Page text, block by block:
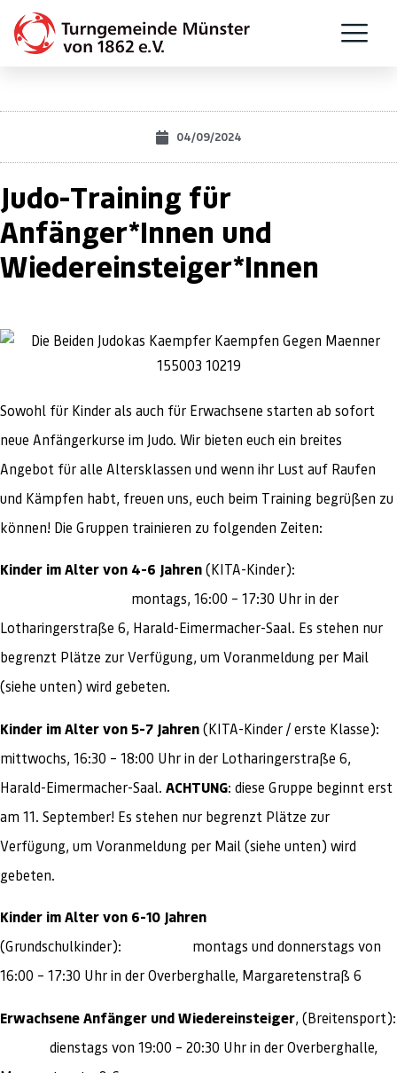
04/09/2024
Judo-Training für
Anfänger*Innen und
Wiedereinsteiger*Innen
Sowohl für Kinder als auch für Erwachsene starten ab sofort
neue Anfängerkurse im Judo. Wir bieten euch ein breites
Angebot für alle Altersklassen und wenn ihr Lust auf Raufen
und Kämpfen habt, freuen uns, euch beim Training begrüßen zu
können! Die Gruppen trainieren zu folgenden Zeiten:
Kinder im Alter von 4-6 Jahren (KITA-Kinder):
montags, 16:00 – 17:30 Uhr in der
Lotharingerstraße 6, Harald-Eimermacher-Saal. Es stehen nur
begrenzt Plätze zur Verfügung, um Voranmeldung per Mail
(siehe unten) wird gebeten.
Kinder im Alter von 5-7 Jahren (KITA-Kinder / erste Klasse):
mittwochs, 16:30 – 18:00 Uhr in der Lotharingerstraße 6,
Harald-Eimermacher-Saal. ACHTUNG: diese Gruppe beginnt erst
am 11. September! Es stehen nur begrenzt Plätze zur
Verfügung, um Voranmeldung per Mail (siehe unten) wird
gebeten.
Kinder im Alter von 6-10 Jahren
(Grundschulkinder): montags und donnerstags von
16:00 – 17:30 Uhr in der Overberghalle, Margaretenstraß 6
Erwachsene Anfänger und Wiedereinsteiger, (Breitensport):
dienstags von 19:00 – 20:30 Uhr in der Overberghalle,